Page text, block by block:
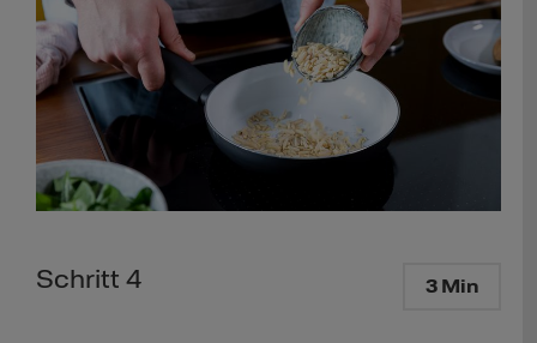
Schritt 4 3 Min